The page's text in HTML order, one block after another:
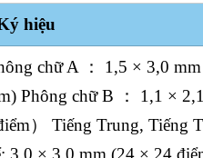
hiệu
chữ A ： 1,5 × 3,0
Phông chữ B ： 1,1 ×
） Tiếng Trung, Tiếng
3,0 × 3,0 mm (24 × 24